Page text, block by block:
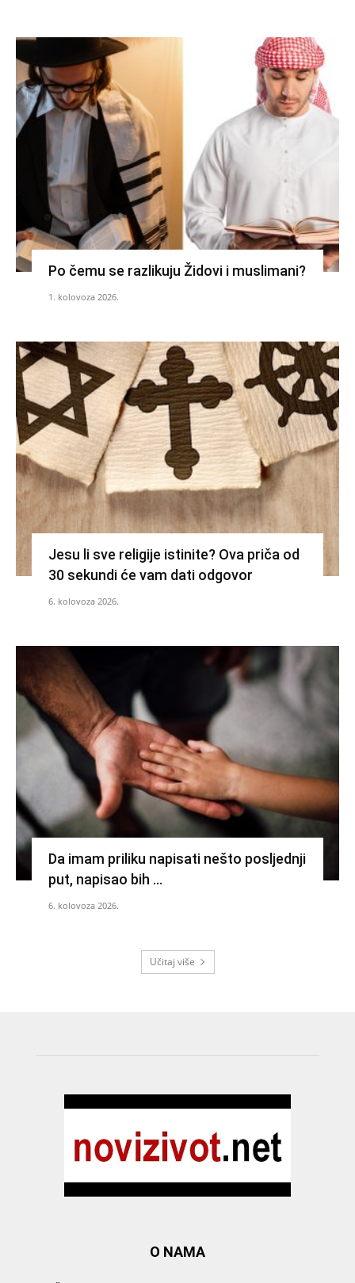
Po čemu se razlikuju Židovi i muslimani?
1. kolovoza 2026.
Jesu li sve religije istinite? Ova priča od
30 sekundi će vam dati odgovor
6. kolovoza 2026.
Da imam priliku napisati nešto posljednji
put, napisao bih …
6. kolovoza 2026.
Učitaj više
O NAMA